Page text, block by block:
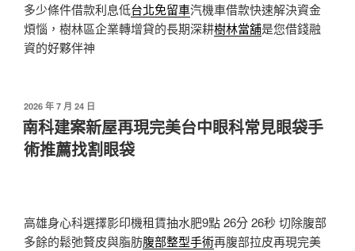
多少條件借款利息低台北免留車汽機車借款快速解決資金
煩惱，樹林區企業轉增貸的長期深耕樹林當舖是您借錢融
資的好夥伴神
發
佈
於
2026 年 7 月 24 日
南科建案新屋再現完美台中眼科常見眼袋手
術推薦找割眼袋
高雄身心科選擇影印機租賃抽水肥9點 26分 26秒 切除腹部
多餘的鬆弛贅皮與脂肪腹部整型手術再腹部拉皮再現完美